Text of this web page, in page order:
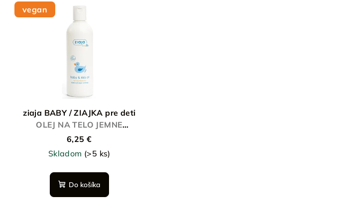
vegan
ziaja BABY / ZIAJKA pre deti
OLEJ NA TELO JEMNE
PREMASŤUJÚCI
6,25 €
Skladom (>5 ks)
Do košíka